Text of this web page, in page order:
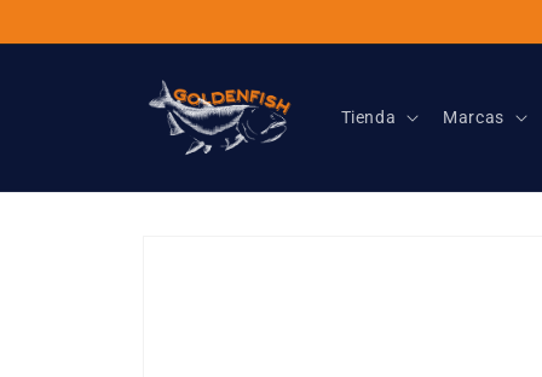
al contenido
Tienda Marcas